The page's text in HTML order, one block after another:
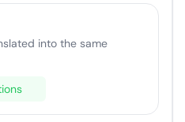
into the same